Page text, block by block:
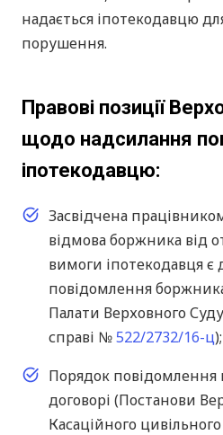
надається іпотекодавцю
порушення.
Правові позиції
щодо надсилання
іпотекодавцю:
Засвідчена
відмова боржника від
вимоги іпотекодавця
повідомлення
Палати Верховного
справі №522/2732/16-ц);
Порядок
договорі (Постанови
Касаційного